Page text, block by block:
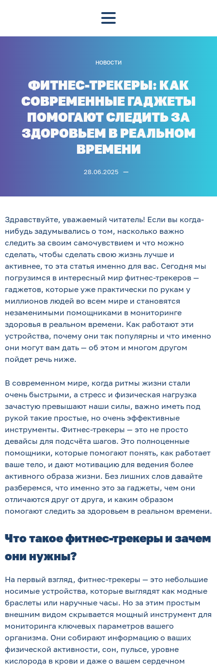
НОВОСТИ
ФИТНЕС-ТРЕКЕРЫ: КАК
СОВРЕМЕННЫЕ ГАДЖЕТЫ
ПОМОГАЮТ СЛЕДИТЬ ЗА
ЗДОРОВЬЕМ В РЕАЛЬНОМ
ВРЕМЕНИ
28.06.2025 —
Здравствуйте, уважаемый читатель! Если вы когда-
нибудь задумывались о том, насколько важно
следить за своим самочувствием и что можно
сделать, чтобы сделать свою жизнь лучше и
активнее, то эта статья именно для вас. Сегодня мы
погрузимся в интересный мир фитнес-трекеров —
гаджетов, которые уже практически по рукам у
миллионов людей во всем мире и становятся
незаменимыми помощниками в мониторинге
здоровья в реальном времени. Как работают эти
устройства, почему они так популярны и что именно
они могут вам дать — об этом и многом другом
пойдет речь ниже.
В современном мире, когда ритмы жизни стали
очень быстрыми, а стресс и физическая нагрузка
зачастую превышают наши силы, важно иметь под
рукой такие простые, но очень эффективные
инструменты. Фитнес-трекеры — это не просто
девайсы для подсчёта шагов. Это полноценные
помощники, которые помогают понять, как работает
ваше тело, и дают мотивацию для ведения более
активного образа жизни. Без лишних слов давайте
разберемся, что именно это за гаджеты, чем они
отличаются друг от друга, и каким образом
помогают следить за здоровьем в реальном времени.
Что такое фитнес-трекеры и зачем
они нужны?
На первый взгляд, фитнес-трекеры — это небольшие
носимые устройства, которые выглядят как модные
браслеты или наручные часы. Но за этим простым
внешним видом скрывается мощный инструмент для
мониторинга ключевых параметров вашего
организма. Они собирают информацию о ваших
физической активности, сон, пульсе, уровне
кислорода в крови и даже о вашем сердечном